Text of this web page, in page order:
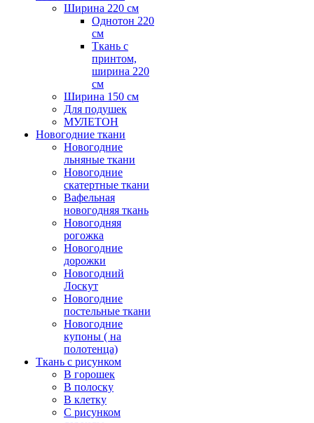
Ширина 220 см
Однотон 220
см
Ткань с
принтом,
ширина 220
см
Ширина 150 см
Для подушек
МУЛЕТОН
Новогодние ткани
Новогодние
льняные ткани
Новогодние
скатертные ткани
Вафельная
новогодняя ткань
Новогодняя
рогожка
Новогодние
дорожки
Новогодний
Лоскут
Новогодние
постельные ткани
Новогодние
купоны ( на
полотенца)
Ткань с рисунком
В горошек
В полоску
В клетку
С рисунком